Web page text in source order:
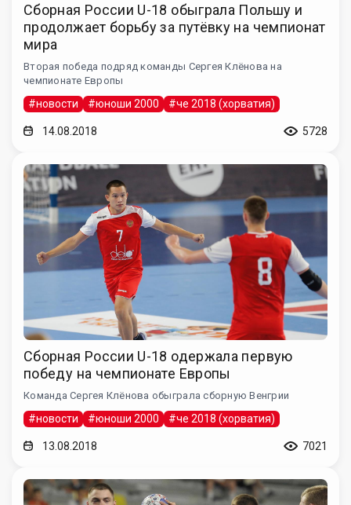
Cборная России U-18 обыграла Польшу и
продолжает борьбу за путёвку на чемпионат
мира
Вторая победа подряд команды Сергея Клёнова на
чемпионате Европы
#новости #юноши 2000 #че 2018 (хорватия)
14.08.2018 5728
Сборная России U-18 одержала первую
победу на чемпионате Европы
Команда Сергея Клёнова обыграла сборную Венгрии
#новости #юноши 2000 #че 2018 (хорватия)
13.08.2018 7021